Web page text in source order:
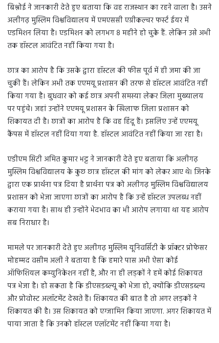
बिश्नोई ने जानकारी देते हुए बताया कि वह राजस्थान का रहने वाला है। उसने
अलीगढ़ मुस्लिम विश्वविद्यालय में एमएससी एग्रीकल्चर फर्स्ट ईयर में
एडमिशन लिया है। एडमिशन को लगभग 8 महीने हो चुके हैं. लेकिन उसे अभी
तक हॉस्टल आवंटित नहीं किया गया है।
छात्र का आरोप है कि उसके द्वारा हॉस्टल की फीस पूर्व में ही जमा की जा
चुकी हैं। लेकिन अभी तक एएमयू प्रशासन की तरफ से हॉस्टल आवंटित नहीं
किया गया है। बुधवार को कई छात्र अपनी समस्या लेकर जिला मुख्यालय
पर पहुंचे। जहां उन्होंने एएमयू प्रशासन के खिलाफ जिला प्रशासन को
शिकायत दी है। छात्रों का आरोप है कि वह हिंदू हैं। इसलिए उन्हें एएमयू
कैंपस में हॉस्टल नहीं दिया गया है. हॉस्टल आवंटित नहीं किया जा रहा है।
एडीएम सिटी अमित कुमार भट्ट ने जानकारी देते हुए बताया कि अलीगढ़
मुस्लिम विश्वविद्यालय के कुछ छात्र हॉस्टल की मांग को लेकर आए थे। जिनके
द्वारा एक प्रार्थना पत्र दिया है प्रार्थना पत्र को अलीगढ़ मुस्लिम विश्वविद्यालय
प्रशासन को भेजा जाएगा छात्रों का आरोप है कि उन्हें हॉस्टल उपलब्ध नहीं
कराया गया है। साथ ही उन्होंने भेदभाव का भी आरोप लगाया था यह आरोप
सब निराधार है।
मामले पर जानकारी देते हुए अलीगढ़ मुस्लिम यूनिवर्सिटी के प्रॉक्टर प्रोफेसर
मोहम्मद वसीम अली ने बताया है कि हमारे पास अभी ऐसा कोई
ऑफिशियल कम्युनिकेशन नहीं है, और ना ही लड़कों ने हमें कोई शिकायत
पत्र भेजा है। हो सकता है कि डीएसडब्ल्यू को भेजा हो, क्योंकि डीएसडब्ल्य
और प्रोवोस्ट अलॉटमेंट देखते हैं। शिकायत की बात है तो अगर लड़कों ने
शिकायत की है। उस शिकायत को एग्जामिन किया जाएगा. अगर शिकायत में
पाया जाता है कि उनको हॉस्टल एलॉटमेंट नहीं किया गया है।